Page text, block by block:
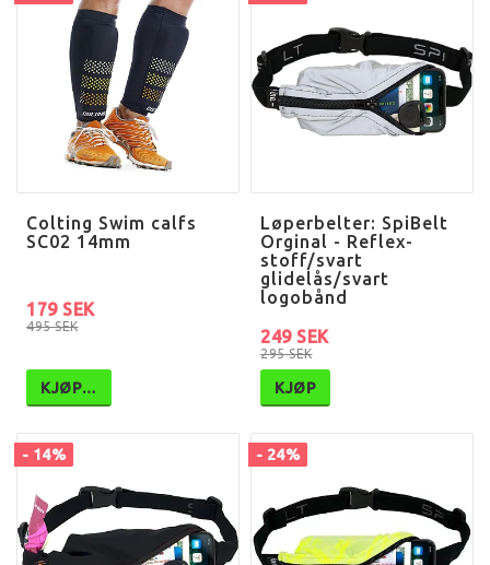
Colting Swim calfs
SC02 14mm
495 SEK
179 SEK
KJØP…
Løperbelter: SpiBelt
Orginal - Reflex-
stoff/svart
glidelås/svart
logobånd
295 SEK
249 SEK
KJØP
- 14% - 24%